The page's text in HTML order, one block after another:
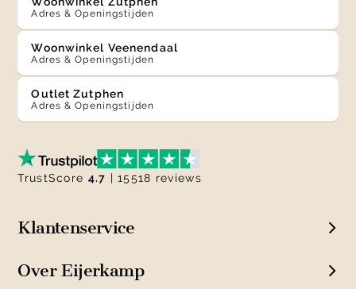
Adres & Openingstijden
Woonwinkel Veenendaal
Adres & Openingstijden
Outlet Zutphen
Adres & Openingstijden
Klantenservice
Over Eijerkamp
TrustScore 4.7 | 15518 reviews